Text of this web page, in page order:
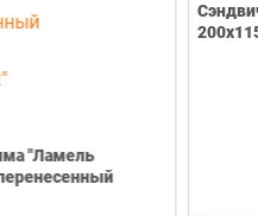
Сэндвич (н/
200х115